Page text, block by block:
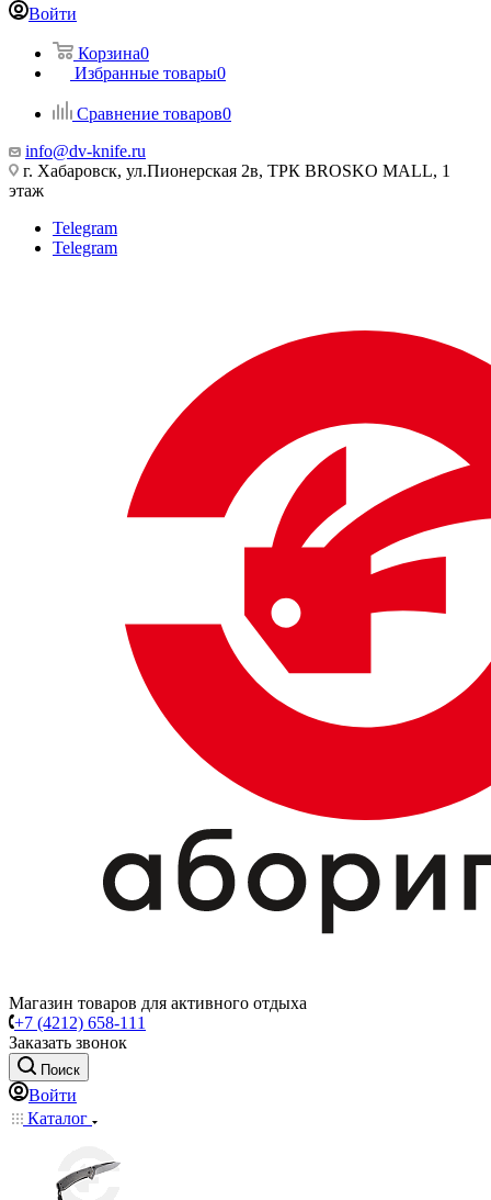
Войти
Корзина0
Избранные товары0
Сравнение товаров0
info@dv-knife.ru
г. Хабаровск, ул.Пионерская 2в, ТРК BROSKO MALL, 1
этаж
Telegram
Telegram
Магазин товаров для активного отдыха
+7 (4212) 658-111
Заказать звонок
Поиск
Войти
Каталог